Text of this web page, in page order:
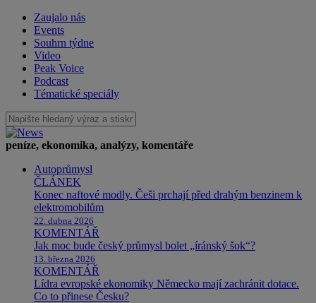
Zaujalo nás
Events
Souhrn týdne
Video
Peak Voice
Podcast
Tématické speciály
peníze, ekonomika, analýzy, komentáře
Autoprůmysl
ČLÁNEK
Konec naftové modly. Češi prchají před drahým benzinem k
elektromobilům
22. dubna 2026
KOMENTÁŘ
Jak moc bude český průmysl bolet „íránský šok“?
13. března 2026
KOMENTÁŘ
Lídra evropské ekonomiky Německo mají zachránit dotace.
Co to přinese Česku?